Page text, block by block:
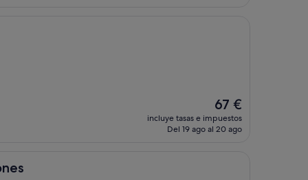
El
precio
actual
67 €
incluye tasas e impuestos
Del 19 ago al 20 ago